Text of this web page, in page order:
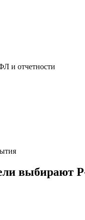
и отчетности
выбирают